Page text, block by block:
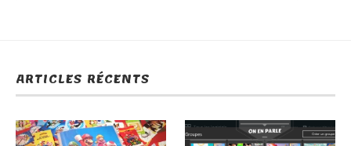
ARTICLES RÉCENTS